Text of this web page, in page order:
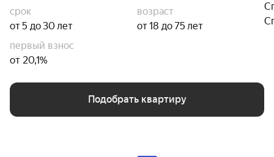
срок
от 5 до 30 лет
возраст
от 18 до 75 лет
первый взнос
от 20,1%
Подобрать квартиру